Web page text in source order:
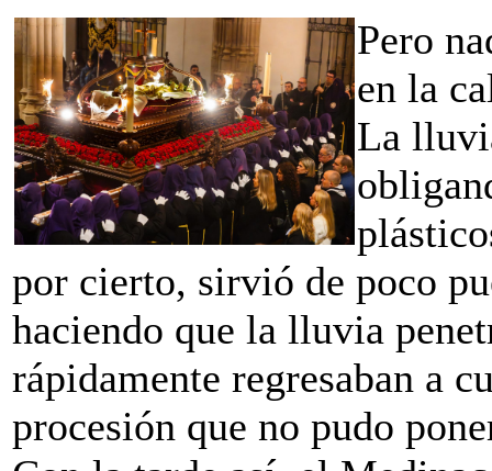
Pero
en la
La
por cierto, sirvió de poco
haciendo que la lluvia
rápidamente regresaban a
procesión que no pudo